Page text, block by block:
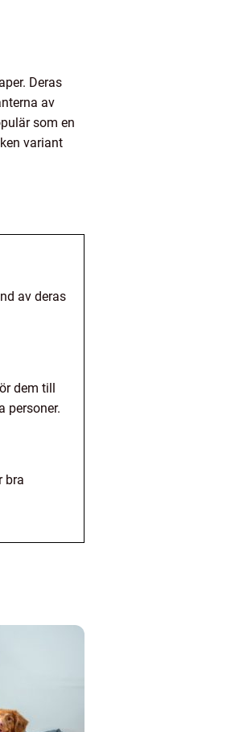
Deras
av
som en
variant
av deras
dem till
personer.
bra